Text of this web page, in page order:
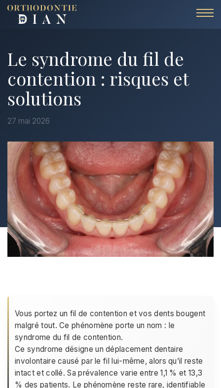
Aller au contenu
Le syndrome du fil de
contention : risques et
solutions
27 mai 2026
Vous portez un fil de contention et vos dents bougent
malgré tout. Ce phénomène porte un nom : le
syndrome du fil de contention.
Ce syndrome désigne un déplacement dentaire
involontaire causé par le fil lui-même, alors qu’il reste
intact et collé. Sa prévalence varie entre 1,1 % et 13,3
% des patients. Le phénomène reste rare, identifiable